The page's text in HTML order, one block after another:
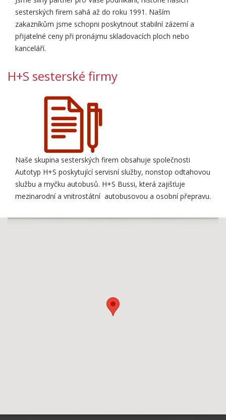
sesterských firem sahá až do roku 1991. Naším
zakazníkům jsme schopni poskytnout stabilní zázemí a
přijatelné ceny při pronájmu skladovacích ploch nebo
kanceláří.
H+S sesterské firmy
Naše skupina sesterských firem obsahuje společnosti
Autotyp H+S poskytující servisní služby, nonstop odtahovou
službu a myčku autobusů. H+S Bussi, která zajišťuje
mezinarodní a vnitrostátní autobusovou a osobní přepravu.